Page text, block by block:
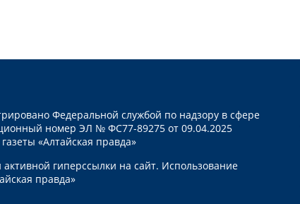
Федеральной службой по надзору в сфере
номер ЭЛ № ФС77-89275 от 09.04.2025
«Алтайская правда»
гиперссылки на сайт. Использование
правда»